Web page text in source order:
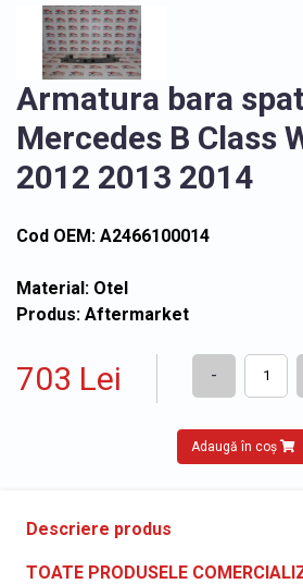
Armatura bara
Mercedes B Class
2012 2013 2014
Cod OEM: A2466100014
Material: Otel
Produs: Aftermarket
703 Lei -
Adaugă în coș
Descriere produs
TOATE PRODUSELE